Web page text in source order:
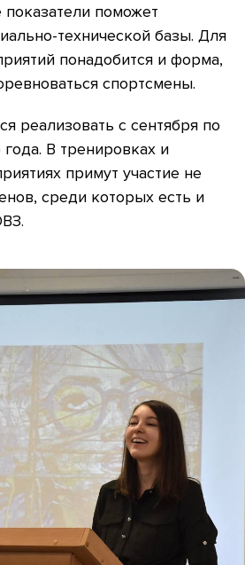
поможет
технической базы. Для
понадобится и форма,
спортсмены.
реализовать с сентября по
В тренировках и
примут участие не
среди которых есть и